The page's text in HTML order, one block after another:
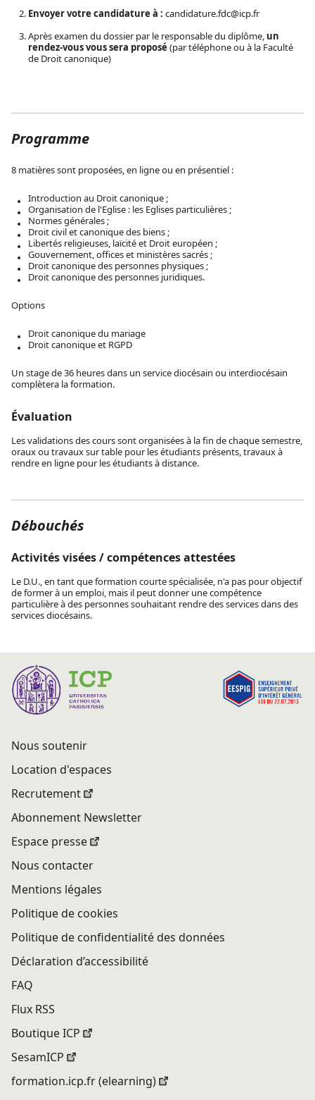
Envoyer votre candidature à : candidature.fdc@icp.fr
Après examen du dossier par le responsable du diplôme, un
rendez-vous vous sera proposé (par téléphone ou à la Faculté
de Droit canonique)
Programme
8 matières sont proposées, en ligne ou en présentiel :
Introduction au Droit canonique ;
Organisation de l'Eglise : les Eglises particulières ;
Normes générales ;
Droit civil et canonique des biens ;
Libertés religieuses, laïcité et Droit européen ;
Gouvernement, offices et ministères sacrés ;
Droit canonique des personnes physiques ;
Droit canonique des personnes juridiques.
Options
Droit canonique du mariage
Droit canonique et RGPD
Un stage de 36 heures dans un service diocésain ou interdiocésain
complètera la formation.
Évaluation
Les validations des cours sont organisées à la fin de chaque semestre,
oraux ou travaux sur table pour les étudiants présents, travaux à
rendre en ligne pour les étudiants à distance.
Débouchés
Activités visées / compétences attestées
Le D.U., en tant que formation courte spécialisée, n'a pas pour objectif
de former à un emploi, mais il peut donner une compétence
particulière à des personnes souhaitant rendre des services dans des
services diocésains.
Nous soutenir
Location d'espaces
Recrutement
Abonnement Newsletter
Espace presse
Nous contacter
Mentions légales
Politique de cookies
Politique de confidentialité des données
Déclaration d’accessibilité
FAQ
Flux RSS
Boutique ICP
SesamICP
formation.icp.fr (elearning)